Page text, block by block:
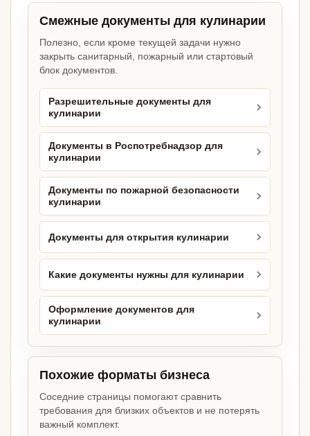
Смежные документы для кулинарии
Полезно, если кроме текущей задачи нужно
закрыть санитарный, пожарный или стартовый
блок документов.
Разрешительные документы для
кулинарии
Документы в Роспотребнадзор для
кулинарии
Документы по пожарной безопасности
кулинарии
Документы для открытия кулинарии
Какие документы нужны для кулинарии
Оформление документов для
кулинарии
Похожие форматы бизнеса
Соседние страницы помогают сравнить
требования для близких объектов и не потерять
важный комплект.